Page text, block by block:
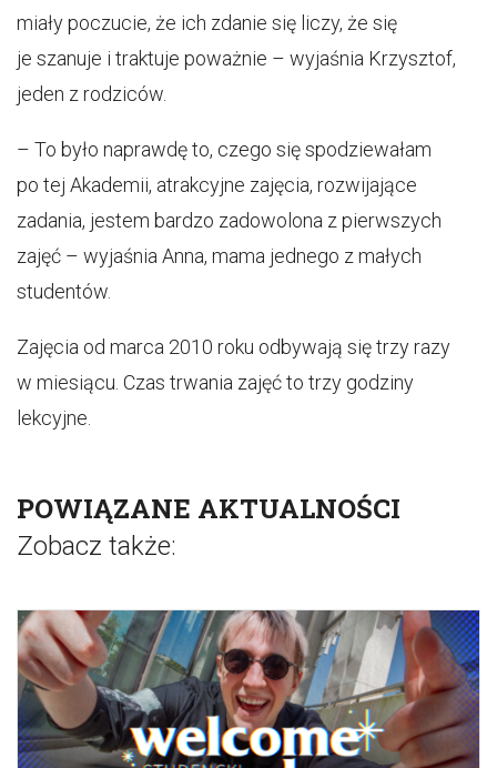
miały poczucie, że ich zdanie się liczy, że się
je szanuje i traktuje poważnie – wyjaśnia Krzysztof,
jeden z rodziców.
– To było naprawdę to, czego się spodziewałam
po tej Akademii, atrakcyjne zajęcia, rozwijające
zadania, jestem bardzo zadowolona z pierwszych
zajęć – wyjaśnia Anna, mama jednego z małych
studentów.
Zajęcia od marca 2010 roku odbywają się trzy razy
w miesiącu. Czas trwania zajęć to trzy godziny
lekcyjne.
POWIĄZANE AKTUALNOŚCI
Zobacz także: